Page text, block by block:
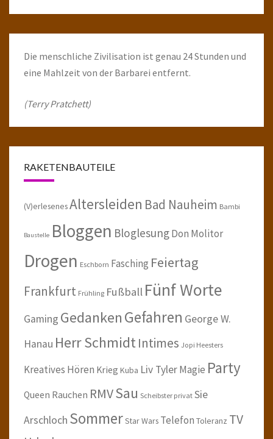
Die menschliche Zivilisation ist genau 24 Stunden und
eine Mahlzeit von der Barbarei entfernt.
(Terry Pratchett)
RAKETENBAUTEILE
(V)erlesenesAltersleiden Bad Nauheim Bambi
Baustelle Bloggen BloglesungDon Molitor
Drogen Eschborn Fasching Feiertag
Frankfurt Frühling Fußball Fünf Worte
Gaming GedankenGefahren George W.
Hanau Herr SchmidtIntimes Jopi Heesters
Kreatives Hören Krieg Kuba Liv TylerMagie Party
Queen Rauchen RMVSau Scheibster privat Sie
Arschloch SommerStar Wars Telefon Toleranz TV